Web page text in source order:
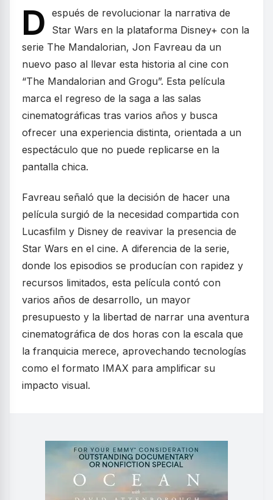
D espués de revolucionar la narrativa de
Star Wars en la plataforma Disney+ con la
serie The Mandalorian, Jon Favreau da un
nuevo paso al llevar esta historia al cine con
“The Mandalorian and Grogu”. Esta película
marca el regreso de la saga a las salas
cinematográficas tras varios años y busca
ofrecer una experiencia distinta, orientada a un
espectáculo que no puede replicarse en la
pantalla chica.
Favreau señaló que la decisión de hacer una
película surgió de la necesidad compartida con
Lucasfilm y Disney de reavivar la presencia de
Star Wars en el cine. A diferencia de la serie,
donde los episodios se producían con rapidez y
recursos limitados, esta película contó con
varios años de desarrollo, un mayor
presupuesto y la libertad de narrar una aventura
cinematográfica de dos horas con la escala que
la franquicia merece, aprovechando tecnologías
como el formato IMAX para amplificar su
impacto visual.